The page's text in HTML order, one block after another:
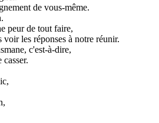
de vous-même.
peur de tout faire,
voir les réponses à notre réunir.
c'est-à-dire,